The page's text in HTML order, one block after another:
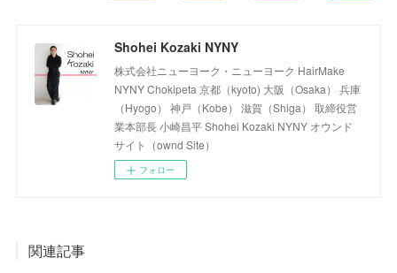
Shohei Kozaki NYNY
株式会社ニューヨーク・ニューヨーク HairMake
NYNY Chokipeta 京都（kyoto) 大阪（Osaka） 兵庫
（Hyogo） 神戸（Kobe） 滋賀（Shiga） 取締役営
業本部長 小崎昌平 Shohei Kozaki NYNY オウンド
サイト（ownd Site）
フォロー
関連記事